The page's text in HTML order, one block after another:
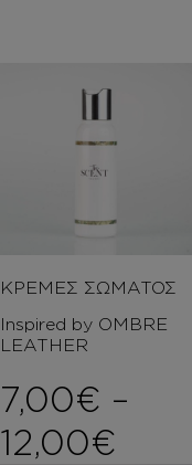
ΚΡΕΜΕΣ ΣΩΜΑΤΟΣ
Inspired by OMBRE
LEATHER
7,00€ –
12,00€